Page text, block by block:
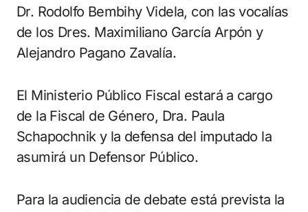
Dr. Rodolfo Bembihy Videla, con las vocalías
de los Dres. Maximiliano García Arpón y
Alejandro Pagano Zavalía.
El Ministerio Público Fiscal estará a cargo
de la Fiscal de Género, Dra. Paula
Schapochnik y la defensa del imputado la
asumirá un Defensor Público.
Para la audiencia de debate está prevista la